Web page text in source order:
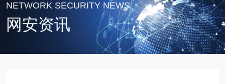
NETWORK SECURITY NEWS
网安资讯